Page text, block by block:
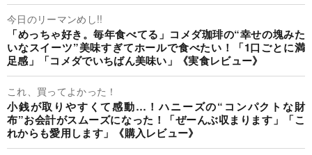
今日のリーマンめし!!
「めっちゃ好き。毎年食べてる」コメダ珈琲の“幸せの塊みた
いなスイーツ”美味すぎてホールで食べたい！「1口ごとに満
足感」「コメダでいちばん美味い」《実食レビュー》
これ、買ってよかった！
小銭が取りやすくて感動…！ハニーズの“コンパクトな財
布”お会計がスムーズになった！「ぜーんぶ収まります」「こ
れからも愛用します」《購入レビュー》